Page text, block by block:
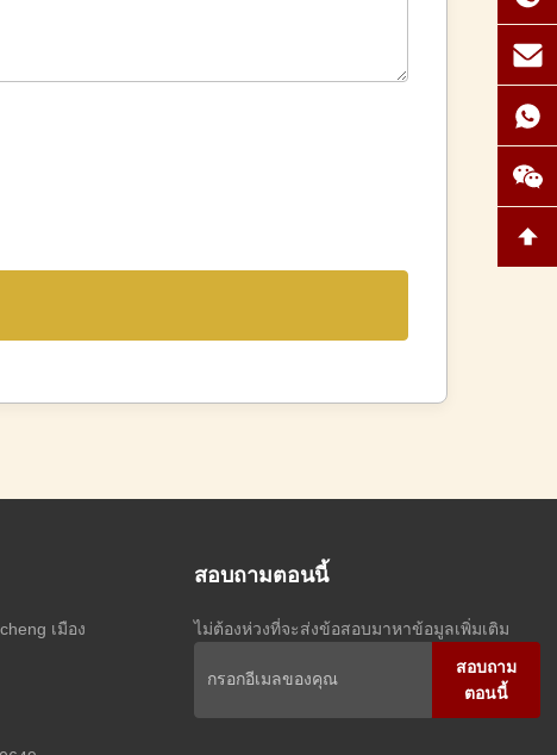
เมือง
สอบถามตอนนี้
ไม่ต้องห่วงที่จะส่งข้อสอบมาหาข้อมูลเพิ่มเติม
สอบถาม
ตอนนี้